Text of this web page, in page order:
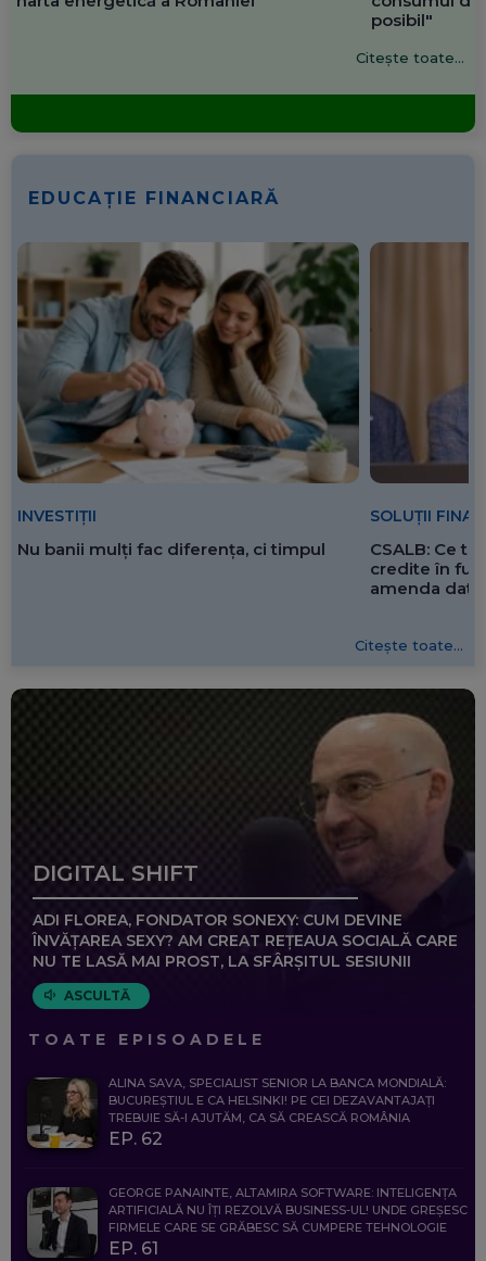
posibil"
Citește toate...
EDUCAȚIE FINANCIARĂ
INVESTIȚII
Nu banii mulți fac diferența, ci timpul
SOLUȚII
CSALB: Ce
credite în
amenda
Citește toate...
DIGITAL SHIFT
ADI FLOREA, FONDATOR SONEXY: CUM DEVINE
ÎNVĂȚAREA SEXY? AM CREAT REȚEAUA SOCIALĂ CARE
NU TE LASĂ MAI PROST, LA SFÂRȘITUL SESIUNII
ASCULTĂ
TOATE EPISOADELE
ALINA SAVA, SPECIALIST SENIOR LA BANCA MONDIALĂ:
BUCUREȘTIUL E CA HELSINKI! PE CEI DEZAVANTAJAȚI
TREBUIE SĂ-I AJUTĂM, CA SĂ CREASCĂ ROMÂNIA
EP. 62
GEORGE PANAINTE, ALTAMIRA SOFTWARE: INTELIGENȚA
ARTIFICIALĂ NU ÎȚI REZOLVĂ BUSINESS-UL! UNDE GREȘESC
FIRMELE CARE SE GRĂBESC SĂ CUMPERE TEHNOLOGIE
EP. 61